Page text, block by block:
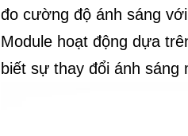
đo cường độ ánh sáng
Module hoạt động dựa
biết sự thay đổi ánh